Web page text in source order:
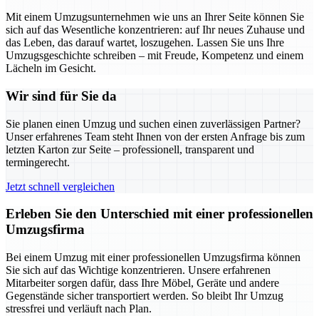
Mit einem Umzugsunternehmen wie uns an Ihrer Seite können Sie
sich auf das Wesentliche konzentrieren: auf Ihr neues Zuhause und
das Leben, das darauf wartet, loszugehen. Lassen Sie uns Ihre
Umzugsgeschichte schreiben – mit Freude, Kompetenz und einem
Lächeln im Gesicht.
Wir sind für Sie da
Sie planen einen Umzug und suchen einen zuverlässigen Partner?
Unser erfahrenes Team steht Ihnen von der ersten Anfrage bis zum
letzten Karton zur Seite – professionell, transparent und
termingerecht.
Jetzt schnell vergleichen
Erleben Sie den Unterschied mit einer professionellen
Umzugsfirma
Bei einem Umzug mit einer professionellen Umzugsfirma können
Sie sich auf das Wichtige konzentrieren. Unsere erfahrenen
Mitarbeiter sorgen dafür, dass Ihre Möbel, Geräte und andere
Gegenstände sicher transportiert werden. So bleibt Ihr Umzug
stressfrei und verläuft nach Plan.